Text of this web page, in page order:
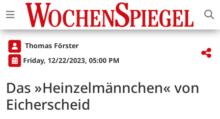
Thomas Förster
Friday, 12/22/2023, 05:00 PM
Das »Heinzelmännchen« von
Eicherscheid